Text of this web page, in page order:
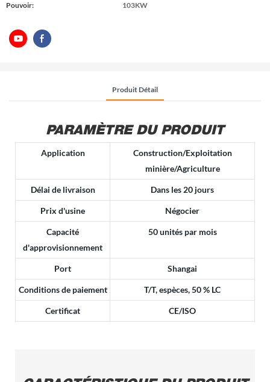
Pouvoir: 103KW
Produit Détail
PARAMÈTRE DU PRODUIT
Application
Construction/Exploitation
minière/Agriculture
Délai de livraison Dans les 20 jours
Prix d'usine Négocier
Capacité
d'approvisionnement
50 unités par mois
Port Shangai
Conditions de paiement T/T, espèces, 50 % LC
Certificat CE/ISO